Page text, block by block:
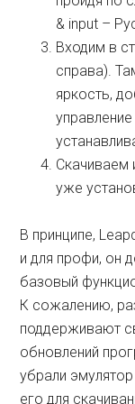
& input –
Входим в
справа).
яркость,
Скачиваем
уже
В принципе,
и для профи, он
базовый
К сожалению,
поддерживают
обновлений
убрали
его для